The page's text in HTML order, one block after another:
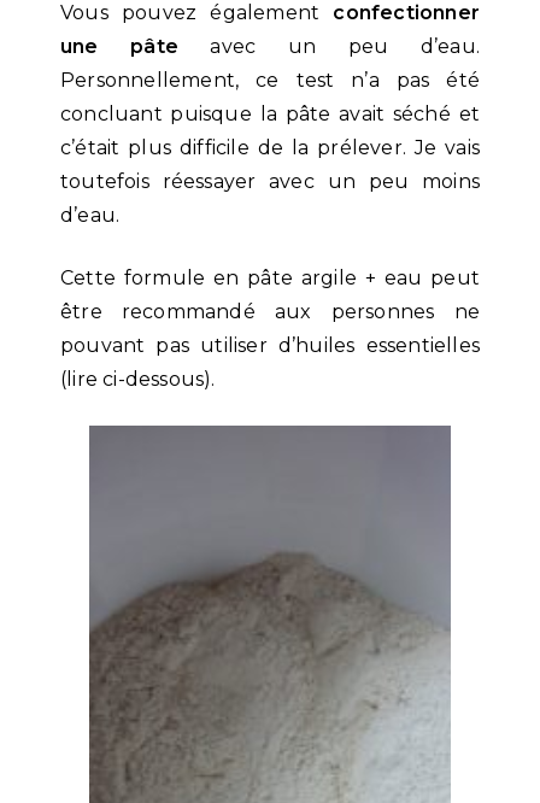
Vous pouvez également confectionner
une pâte avec un peu d’eau.
Personnellement, ce test n’a pas été
concluant puisque la pâte avait séché et
c’était plus difficile de la prélever. Je vais
toutefois réessayer avec un peu moins
d’eau.
Cette formule en pâte argile + eau peut
être recommandé aux personnes ne
pouvant pas utiliser d’huiles essentielles
(lire ci-dessous).